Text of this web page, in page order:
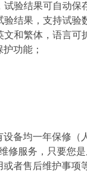
验结果可自动保
结果，支持试验
和繁体，语言可
功能；
备均一年保修（
修服务，只要您
者售后维护事项